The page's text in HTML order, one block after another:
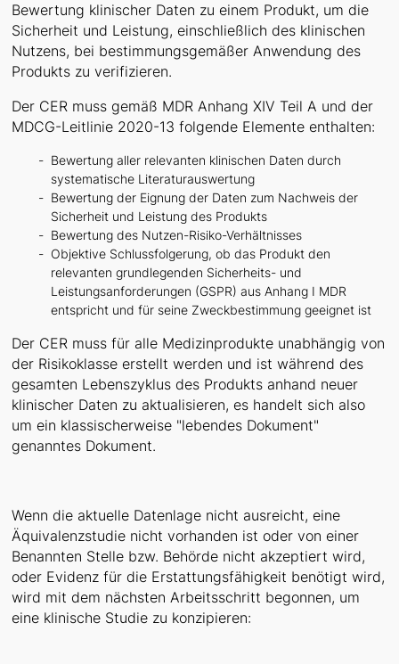
Bewertung klinischer Daten zu einem Produkt, um die
Sicherheit und Leistung, einschließlich des klinischen
Nutzens, bei bestimmungsgemäßer Anwendung des
Produkts zu verifizieren.
​Der CER muss gemäß MDR Anhang XIV Teil A und der
MDCG-Leitlinie 2020-13 folgende Elemente enthalten:
Bewertung aller relevanten klinischen Daten durch
systematische Literaturauswertung
Bewertung der Eignung der Daten zum Nachweis der
Sicherheit und Leistung des Produkts
Bewertung des Nutzen-Risiko-Verhältnisses
Objektive Schlussfolgerung, ob das Produkt den
relevanten grundlegenden Sicherheits- und
Leistungsanforderungen (GSPR) aus Anhang I MDR
entspricht und für seine Zweckbestimmung geeignet ist
Der CER muss für alle Medizinprodukte unabhängig von
der Risikoklasse erstellt werden und ist während des
gesamten Lebenszyklus des Produkts anhand neuer
klinischer Daten zu aktualisieren, es handelt sich also
um ein klassischerweise "lebendes Dokument"
genanntes Dokument.
Wenn die aktuelle Datenlage nicht ausreicht, eine
Äquivalenzstudie nicht vorhanden ist oder von einer
Benannten Stelle bzw. Behörde nicht akzeptiert wird,
oder Evidenz für die Erstattungsfähigkeit benötigt wird,
wird mit dem nächsten Arbeitsschritt begonnen, um
eine klinische Studie zu konzipieren: